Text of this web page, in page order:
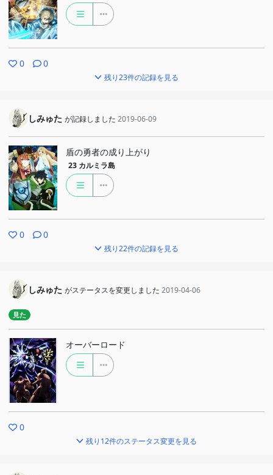
0 0
残り23件の記録を見る
しみゅた が記録しました 2019-06-09
盾の勇者の成り上がり
23 カルミラ島
0 0
残り22件の記録を見る
しみゅた がステータスを変更しました 2019-04-06
見た
オーバーロード
0
残り12件のステータス変更を見る